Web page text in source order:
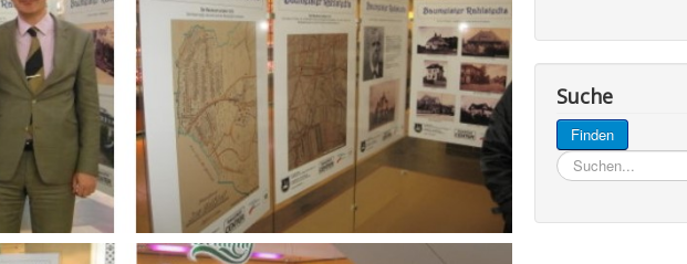
Suche
Finden